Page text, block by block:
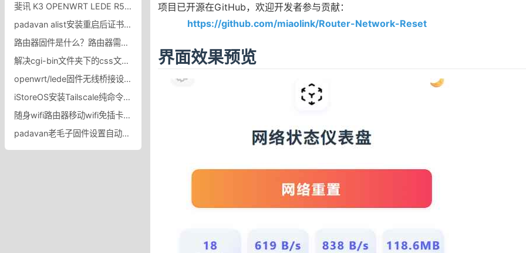
斐讯 K3 OPENWRT LEDE R5固件，Adbyby Plus，潘多拉多拨,碳酸饮料Pro,SQM QOS
padavan alist安装重启后证书认证x509:certificate signed by unknown authority错误
路由器固件是什么？路由器需要频繁更新固件吗？浅谈路由器ac和ap固件更新的重要性
解决cgi-bin文件夹下的css文件无法生效，cgi-bin目录和文件的权限怎么设置
openwrt/lede固件无线桥接设置OP固件怎么设置WDS功能无线桥接设置
iStoreOS安装Tailscale纯命令行安装
随身wifi路由器移动wifi免插卡物联网专用4g电信卡无线网卡_百果门旗舰店_智能设备
padavan老毛子固件设置自动剔除已连接的弱信号和自动拒绝未连接的弱信号方法
项目已开源在GitHub，欢迎开发者参与贡献：
https://github.com/miaolink/Router-Network-Reset
界面效果预览